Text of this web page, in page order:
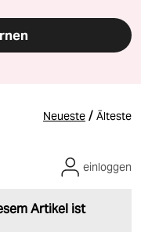
Neueste / Älteste
Artikel ist
einloggen